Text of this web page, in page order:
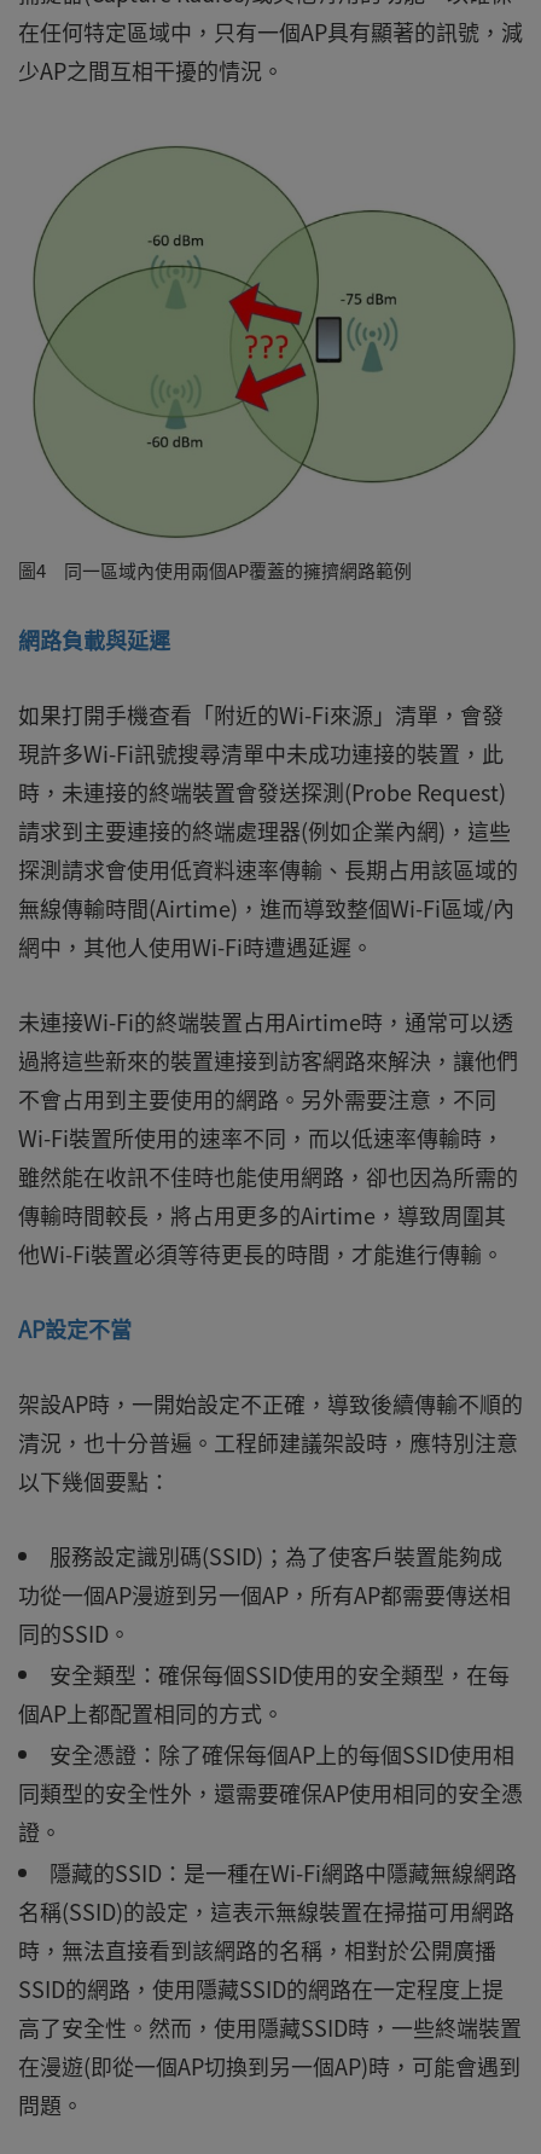
在任何特定區域中，只有一個AP具有顯著的訊號，減
少AP之間互相干擾的情況。
圖4 同一區域內使用兩個AP覆蓋的擁擠網路範例
網路負載與延遲
如果打開手機查看「附近的Wi-Fi來源」清單，會發
現許多Wi-Fi訊號搜尋清單中未成功連接的裝置，此
時，未連接的終端裝置會發送探測(Probe Request)
請求到主要連接的終端處理器(例如企業內網)，這些
探測請求會使用低資料速率傳輸、長期占用該區域的
無線傳輸時間(Airtime)，進而導致整個Wi-Fi區域/內
網中，其他人使用Wi-Fi時遭遇延遲。
未連接Wi-Fi的終端裝置占用Airtime時，通常可以透
過將這些新來的裝置連接到訪客網路來解決，讓他們
不會占用到主要使用的網路。另外需要注意，不同
Wi-Fi裝置所使用的速率不同，而以低速率傳輸時，
雖然能在收訊不佳時也能使用網路，卻也因為所需的
傳輸時間較長，將占用更多的Airtime，導致周圍其
他Wi-Fi裝置必須等待更長的時間，才能進行傳輸。
AP設定不當
架設AP時，一開始設定不正確，導致後續傳輸不順的
清況，也十分普遍。工程師建議架設時，應特別注意
以下幾個要點：
服務設定識別碼(SSID)；為了使客戶裝置能夠成
功從一個AP漫遊到另一個AP，所有AP都需要傳送相
同的SSID。
安全類型：確保每個SSID使用的安全類型，在每
個AP上都配置相同的方式。
安全憑證：除了確保每個AP上的每個SSID使用相
同類型的安全性外，還需要確保AP使用相同的安全憑
證。
隱藏的SSID：是一種在Wi-Fi網路中隱藏無線網路
名稱(SSID)的設定，這表示無線裝置在掃描可用網路
時，無法直接看到該網路的名稱，相對於公開廣播
SSID的網路，使用隱藏SSID的網路在一定程度上提
高了安全性。然而，使用隱藏SSID時，一些終端裝置
在漫遊(即從一個AP切換到另一個AP)時，可能會遇到
問題。